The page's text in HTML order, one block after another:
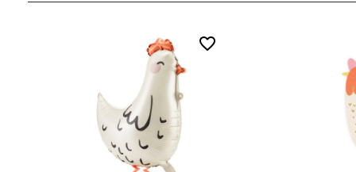
favorite_border